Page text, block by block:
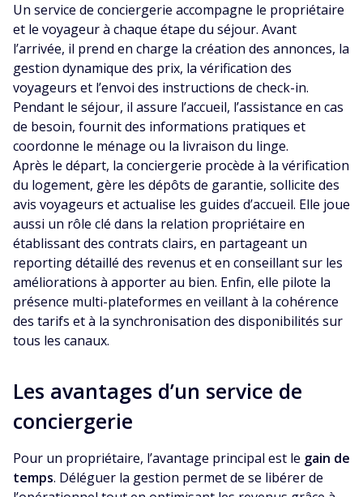
Un service de conciergerie accompagne le propriétaire
et le voyageur à chaque étape du séjour. Avant
l’arrivée, il prend en charge la création des annonces, la
gestion dynamique des prix, la vérification des
voyageurs et l’envoi des instructions de check-in.
Pendant le séjour, il assure l’accueil, l’assistance en cas
de besoin, fournit des informations pratiques et
coordonne le ménage ou la livraison du linge.
Après le départ, la conciergerie procède à la vérification
du logement, gère les dépôts de garantie, sollicite des
avis voyageurs et actualise les guides d’accueil. Elle joue
aussi un rôle clé dans la relation propriétaire en
établissant des contrats clairs, en partageant un
reporting détaillé des revenus et en conseillant sur les
améliorations à apporter au bien. Enfin, elle pilote la
présence multi-plateformes en veillant à la cohérence
des tarifs et à la synchronisation des disponibilités sur
tous les canaux.
Les avantages d’un service de
conciergerie
Pour un propriétaire, l’avantage principal est le gain de
temps. Déléguer la gestion permet de se libérer de